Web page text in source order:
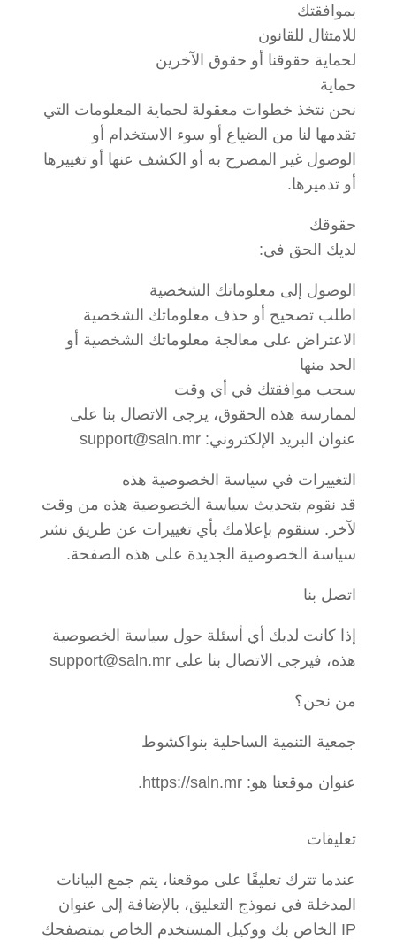
بموافقتك
للامتثال للقانون
لحماية حقوقنا أو حقوق الآخرين
حماية
نحن نتخذ خطوات معقولة لحماية المعلومات التي
تقدمها لنا من الضياع أو سوء الاستخدام أو
الوصول غير المصرح به أو الكشف عنها أو تغييرها
أو تدميرها.
حقوقك
لديك الحق في:
الوصول إلى معلوماتك الشخصية
اطلب تصحيح أو حذف معلوماتك الشخصية
الاعتراض على معالجة معلوماتك الشخصية أو
الحد منها
سحب موافقتك في أي وقت
لممارسة هذه الحقوق، يرجى الاتصال بنا على
عنوان البريد الإلكتروني: support@saln.mr
التغييرات في سياسة الخصوصية هذه
قد نقوم بتحديث سياسة الخصوصية هذه من وقت
لآخر. سنقوم بإعلامك بأي تغييرات عن طريق نشر
سياسة الخصوصية الجديدة على هذه الصفحة.
اتصل بنا
إذا كانت لديك أي أسئلة حول سياسة الخصوصية
هذه، فيرجى الاتصال بنا على support@saln.mr
من نحن؟
جمعية التنمية الساحلية بنواكشوط
عنوان موقعنا هو: https://saln.mr.
تعليقات
عندما تترك تعليقًا على موقعنا، يتم جمع البيانات
المدخلة في نموذج التعليق، بالإضافة إلى عنوان
IP الخاص بك ووكيل المستخدم الخاص بمتصفحك